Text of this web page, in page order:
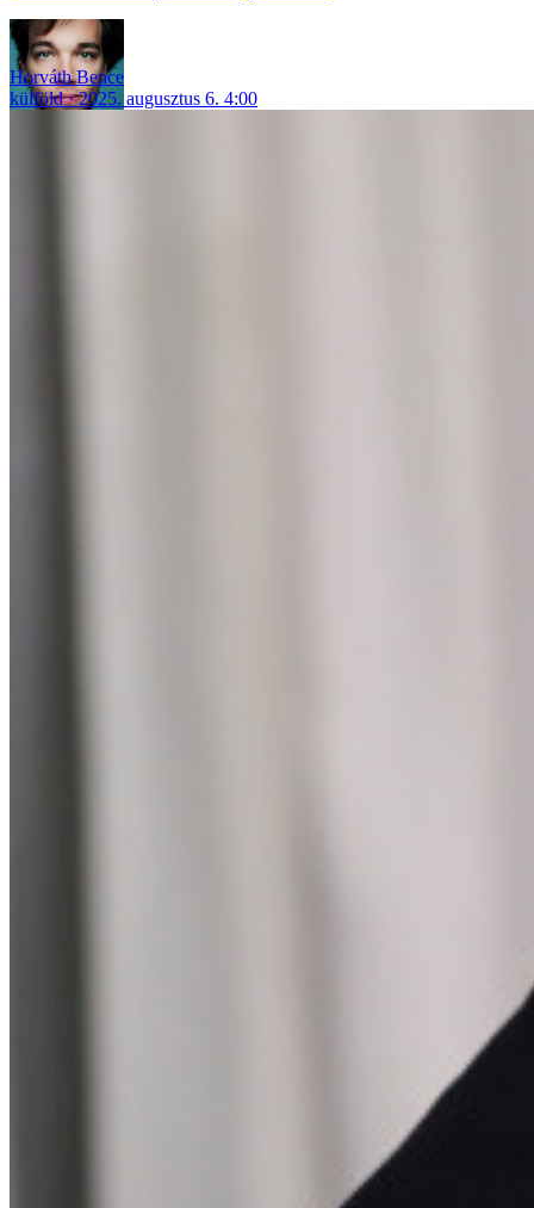
Horváth Bence
külföld
2025. augusztus 6. 4:00